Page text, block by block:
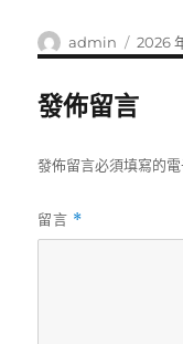
作
者
admin
發
佈
2026
發佈留言
發佈留言必須填寫的
留言 *